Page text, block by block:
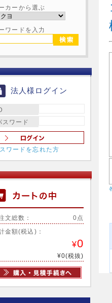
カーから選ぶ
ワードを入力
法人様ログイン
スワード
ワードを忘れた方
文総数： 0点
金額(税込)：
¥0
¥0(税抜)